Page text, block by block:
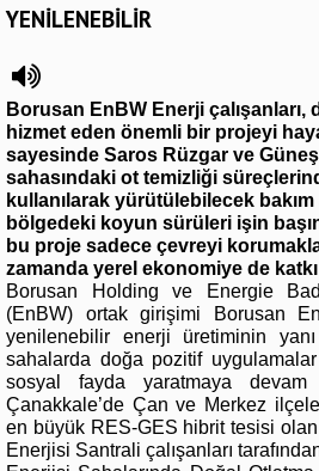
YENİLENEBİLİR
Borusan EnBW Enerji
hizmet eden önemli bir projeyi
sayesinde Saros Rüzgar ve
sahasındaki ot temizliği
kullanılarak yürütülebilecek
bölgedeki koyun sürüleri işin
bu proje sadece çevreyi
zamanda yerel ekonomiye de
Borusan Holding ve Energie
(EnBW) ortak girişimi Borusan
yenilenebilir enerji üretiminin
sahalarda doğa pozitif
sosyal fayda yaratmaya
Çanakkale’de Çan ve Merkez
en büyük RES-GES hibrit tesisi
Enerjisi Santrali çalışanları